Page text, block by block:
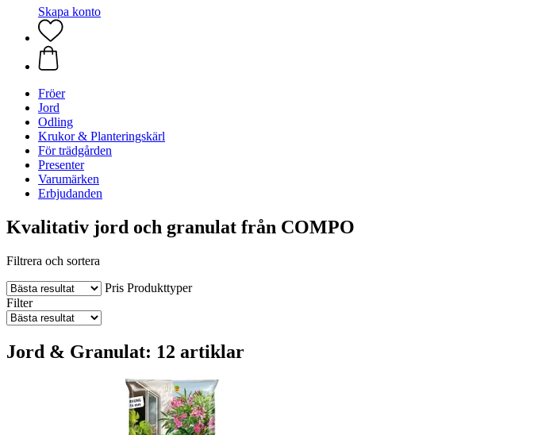
Skapa konto
Fröer
Jord
Odling
Krukor & Planteringskärl
För trädgården
Presenter
Varumärken
Erbjudanden
Kvalitativ jord och granulat från COMPO
Filtrera och sortera
Pris Produkttyper
Filter
Jord & Granulat: 12 artiklar